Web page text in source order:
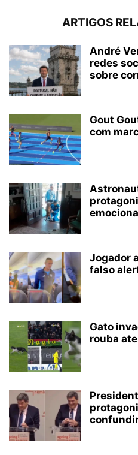
ARTIGOS
André
redes
sobre
Gout
com
Jogador
falso
Gato
rouba